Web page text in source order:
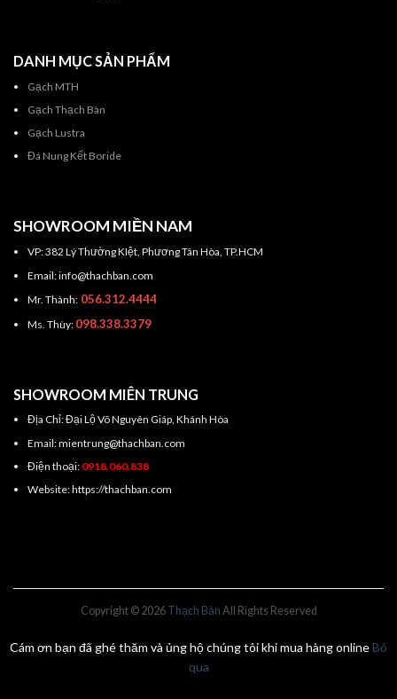
DANH MỤC SẢN PHẨM
Gạch MTH
Gạch Thạch Bàn
Gạch Lustra
Đá Nung Kết Boride
SHOWROOM MIỀN NAM
VP: 382 Lý Thường KIệt, Phương Tân Hòa, TP.HCM
Email: info@thachban.com
Mr. Thành:056.312.4444
Ms. Thùy: 098.338.3379
SHOWROOM MIÊN TRUNG
Địa Chỉ: Đại Lộ Võ Nguyên Giáp, Khánh Hòa
Email: mientrung@thachban.com
Điện thoại: 0918.060.838
Website: https://thachban.com
Copyright © 2026 Thạch Bàn All Rights Reserved
Cám ơn bạn đã ghé thăm và ủng hộ chúng tôi khi mua hàng online Bỏ
qua